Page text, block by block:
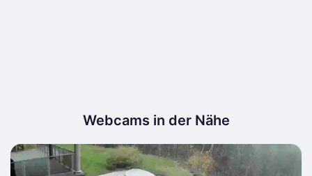
Webcams in der Nähe